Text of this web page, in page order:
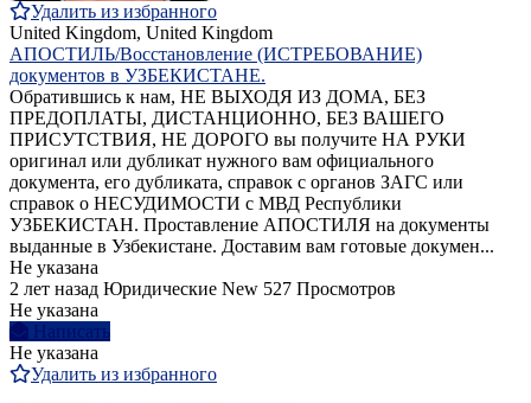
Удалить из избранного
United Kingdom, United Kingdom
АПОСТИЛЬ/Восстановление (ИСТРЕБОВАНИЕ)
документов в УЗБЕКИСТАНЕ.
Обратившись к нам, НЕ ВЫХОДЯ ИЗ ДОМА, БЕЗ
ПРЕДОПЛАТЫ, ДИСТАНЦИОННО, БЕЗ ВАШЕГО
ПРИСУТСТВИЯ, НЕ ДОРОГО вы получите НА РУКИ
оригинал или дубликат нужного вам официального
документа, его дубликата, справок с органов ЗАГС или
справок о НЕСУДИМОСТИ с МВД Республики
УЗБЕКИСТАН. Проставление АПОСТИЛЯ на документы
выданные в Узбекистане. Доставим вам готовые докумен...
Не указана
2 лет назад Юридические New 527 Просмотров
Не указана
Написать
Не указана
Удалить из избранного